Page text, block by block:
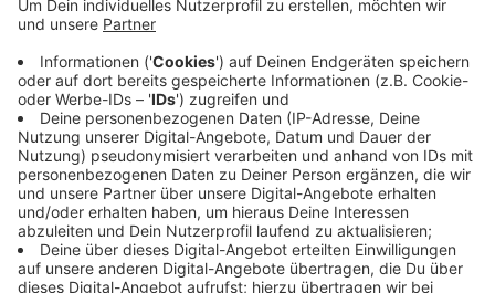
Anzeige
Die Schwerpunkte sind dabei Kunst, Nachhaltigkeit
und Digitalisierung. Seit ihrer Gründung im Jahr 1947
bietet die Volkshochschule in Wiesdorf Kurse,
Vorträge und Diskussionen für Leverkusener an.
Anzeige